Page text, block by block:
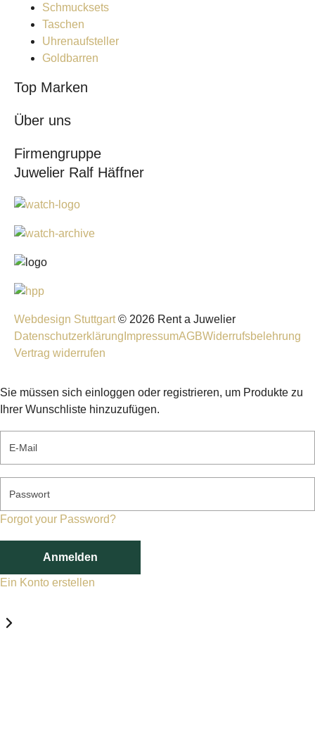
Schmucksets
Taschen
Uhrenaufsteller
Goldbarren
Top Marken
Über uns
Firmengruppe
Juwelier Ralf Häffner
Webdesign Stuttgart © 2026 Rent a Juwelier
Datenschutzerklärung ImpressumAGBWiderrufsbelehrung
Vertrag widerrufen
Sie müssen sich einloggen oder registrieren, um Produkte zu
Ihrer Wunschliste hinzuzufügen.
E-Mail
Passwort
Forgot your Password?
Anmelden
Ein Konto erstellen